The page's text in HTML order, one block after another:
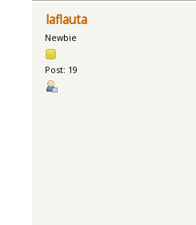
laflauta
Newbie
Post: 19